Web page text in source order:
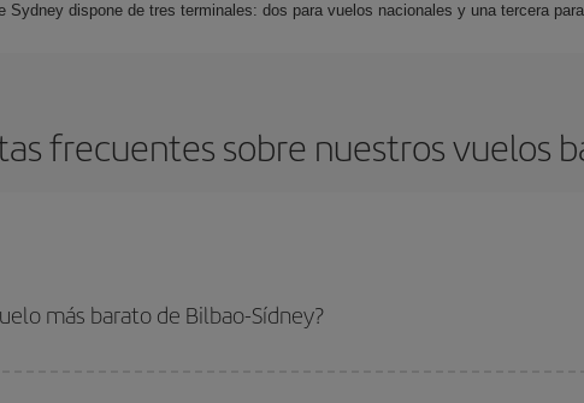
Sydney dispone de tres terminales: dos para vuelos nacionales y una tercera
frecuentes sobre nuestros vuelos
más barato de Bilbao-Sídney?